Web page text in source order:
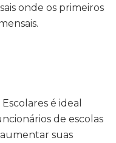
onde os primeiros
é ideal
de escolas
suas